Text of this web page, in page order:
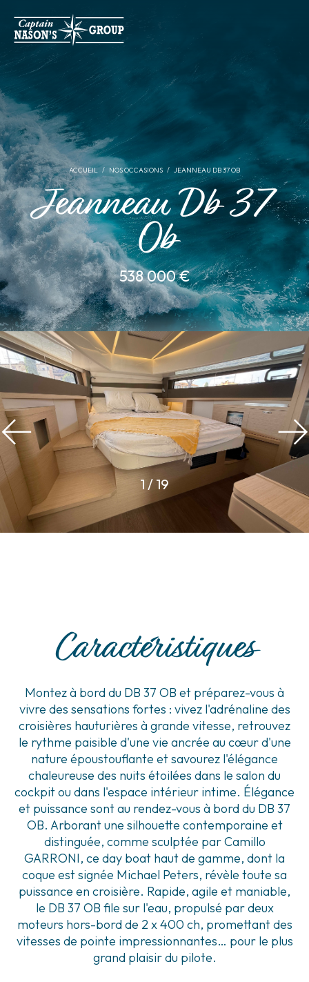
ACCUEIL NOS OCCASIONS JEANNEAU DB 37 OB
Jeanneau Db 37
Ob
538 000 €
1 / 19
Caractéristiques
Montez à bord du DB 37 OB et préparez-vous à
vivre des sensations fortes : vivez l'adrénaline des
croisières hauturières à grande vitesse, retrouvez
le rythme paisible d'une vie ancrée au cœur d'une
nature époustouflante et savourez l'élégance
chaleureuse des nuits étoilées dans le salon du
cockpit ou dans l'espace intérieur intime. Élégance
et puissance sont au rendez-vous à bord du DB 37
OB. Arborant une silhouette contemporaine et
distinguée, comme sculptée par Camillo
GARRONI, ce day boat haut de gamme, dont la
coque est signée Michael Peters, révèle toute sa
puissance en croisière. Rapide, agile et maniable,
le DB 37 OB file sur l'eau, propulsé par deux
moteurs hors-bord de 2 x 400 ch, promettant des
vitesses de pointe impressionnantes… pour le plus
grand plaisir du pilote.